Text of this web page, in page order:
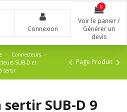
Connexion
0
Voir le panier /
Générer un
devis
Connecteurs
SUB-D et
sertir
Page Produit
SUB-D 9